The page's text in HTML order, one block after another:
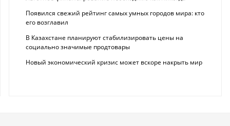
Появился свежий рейтинг самых умных городов мира: кто
его возглавил
В Казахстане планируют стабилизировать цены на
социально значимые продтовары
Новый экономический кризис может вскоре накрыть мир